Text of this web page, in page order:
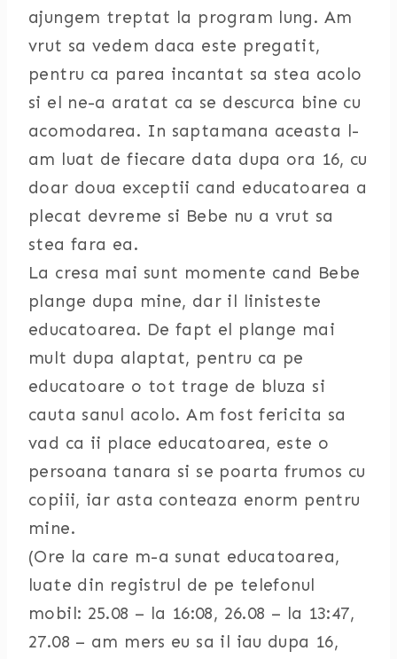
ajungem treptat la program lung. Am
vrut sa vedem daca este pregatit,
pentru ca parea incantat sa stea acolo
si el ne-a aratat ca se descurca bine cu
acomodarea. In saptamana aceasta l-
am luat de fiecare data dupa ora 16, cu
doar doua exceptii cand educatoarea a
plecat devreme si Bebe nu a vrut sa
stea fara ea.
La cresa mai sunt momente cand Bebe
plange dupa mine, dar il linisteste
educatoarea. De fapt el plange mai
mult dupa alaptat, pentru ca pe
educatoare o tot trage de bluza si
cauta sanul acolo. Am fost fericita sa
vad ca ii place educatoarea, este o
persoana tanara si se poarta frumos cu
copiii, iar asta conteaza enorm pentru
mine.
(Ore la care m-a sunat educatoarea,
luate din registrul de pe telefonul
mobil: 25.08 – la 16:08, 26.08 – la 13:47,
27.08 – am mers eu sa il iau dupa 16,